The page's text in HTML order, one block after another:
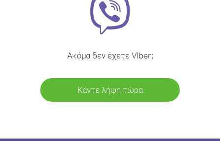
Ακόμα δεν έχετε Viber;
Κάντε λήψη τώρα